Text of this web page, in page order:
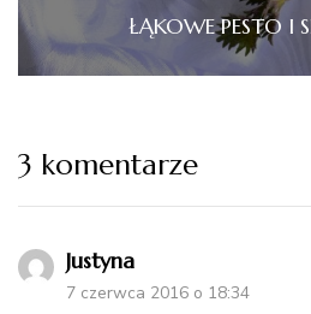
ŁĄKOWE PESTO I
3 komentarze
Justyna
7 czerwca 2016 o 18:34